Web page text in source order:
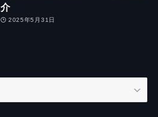
介
2025年5月31日